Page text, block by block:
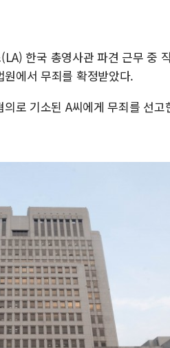
한국 총영사관 파견 근무 중
에서 무죄를 확정받았다.
로 기소된 A씨에게 무죄를 선